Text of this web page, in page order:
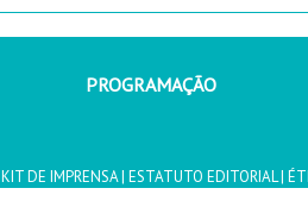
PROGRAMAÇÃO
KIT DE IMPRENSA| ESTATUTO EDITORIAL|